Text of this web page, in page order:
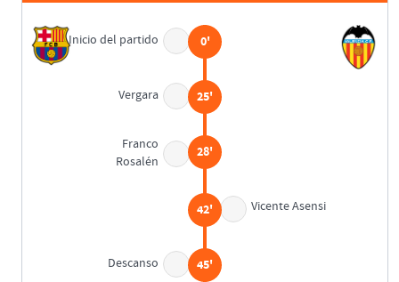
Inicio del partido 0'
Vergara 25'
Franco
Rosalén
28'
Vicente Asensi
42'
Descanso 45'